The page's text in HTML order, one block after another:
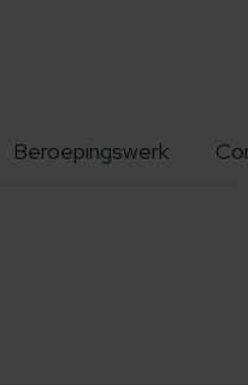
Beroepingswerk